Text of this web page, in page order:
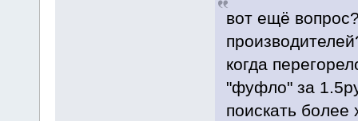
вот ещё
когда
"фуфло" за
поискать